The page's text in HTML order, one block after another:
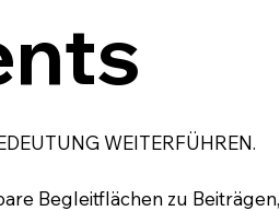
WEITERFÜHREN.
Begleitflächen zu Beiträgen,